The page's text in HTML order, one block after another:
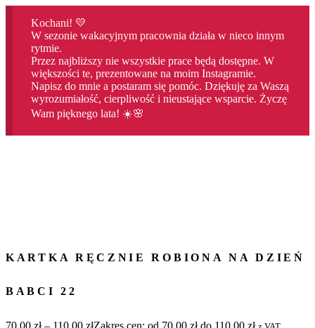
Kochani! 💛
W sezonie wakacyjnym pracownia działa w nieco innym
rytmie.
Przez najbliższy nie wszystkie prace będą dostępne. W
większości te, prezentowane na moim Instagramie.
Napisz do mnie a postaram się pomóc. Dziękuję za Waszą
wyrozumiałość, cierpliwość i nieustające wsparcie. Życzę
Wam pięknego lata! ☀️🌸
KARTKA RĘCZNIE ROBIONA NA DZIEŃ
BABCI 22
70,00 zł – 110,00 złZakres cen: od 70,00 zł do 110,00 zł